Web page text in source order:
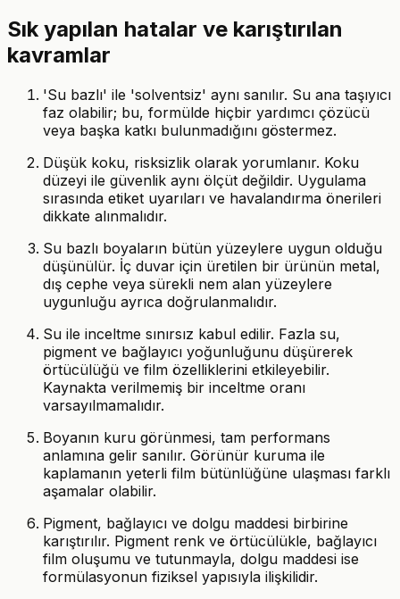
Sık yapılan hatalar ve karıştırılan
kavramlar
'Su bazlı' ile 'solventsiz' aynı sanılır. Su ana taşıyıcı
faz olabilir; bu, formülde hiçbir yardımcı çözücü
veya başka katkı bulunmadığını göstermez.
Düşük koku, risksizlik olarak yorumlanır. Koku
düzeyi ile güvenlik aynı ölçüt değildir. Uygulama
sırasında etiket uyarıları ve havalandırma önerileri
dikkate alınmalıdır.
Su bazlı boyaların bütün yüzeylere uygun olduğu
düşünülür. İç duvar için üretilen bir ürünün metal,
dış cephe veya sürekli nem alan yüzeylere
uygunluğu ayrıca doğrulanmalıdır.
Su ile inceltme sınırsız kabul edilir. Fazla su,
pigment ve bağlayıcı yoğunluğunu düşürerek
örtücülüğü ve film özelliklerini etkileyebilir.
Kaynakta verilmemiş bir inceltme oranı
varsayılmamalıdır.
Boyanın kuru görünmesi, tam performans
anlamına gelir sanılır. Görünür kuruma ile
kaplamanın yeterli film bütünlüğüne ulaşması farklı
aşamalar olabilir.
Pigment, bağlayıcı ve dolgu maddesi birbirine
karıştırılır. Pigment renk ve örtücülükle, bağlayıcı
film oluşumu ve tutunmayla, dolgu maddesi ise
formülasyonun fiziksel yapısıyla ilişkilidir.